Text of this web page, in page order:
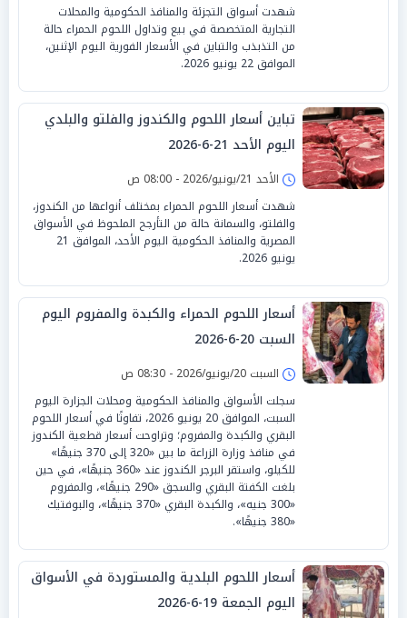
شهدت أسواق التجزئة والمنافذ الحكومية والمحلات
التجارية المتخصصة في بيع وتداول اللحوم الحمراء حالة
من التذبذب والتباين في الأسعار الفورية اليوم الإثنين،
الموافق 22 يونيو 2026.
تباين أسعار اللحوم والكندوز والفلتو والبلدي
اليوم الأحد 21-6-2026
الأحد 21/يونيو/2026 - 08:00 ص
شهدت أسعار اللحوم الحمراء بمختلف أنواعها من الكندوز،
والفلتو، والسمانة حالة من التأرجح الملحوظ في الأسواق
المصرية والمنافذ الحكومية اليوم الأحد، الموافق 21
يونيو 2026.
أسعار اللحوم الحمراء والكبدة والمفروم اليوم
السبت 20-6-2026
السبت 20/يونيو/2026 - 08:30 ص
سجلت الأسواق والمنافذ الحكومية ومحلات الجزارة اليوم
السبت، الموافق 20 يونيو 2026، تفاوتًا في أسعار اللحوم
البقري والكبدة والمفروم؛ وتراوحت أسعار قطعية الكندوز
في منافذ وزارة الزراعة ما بين «320 إلى 370 جنيهًا»
للكيلو، واستقر البرجر الكندوز عند «360 جنيهًا»، في حين
بلغت الكفتة البقري والسجق «290 جنيهًا»، والمفروم
«300 جنيه»، والكبدة البقري «370 جنيهًا»، والبوفتيك
«380 جنيهًا».
أسعار اللحوم البلدية والمستوردة في الأسواق
اليوم الجمعة 19-6-2026